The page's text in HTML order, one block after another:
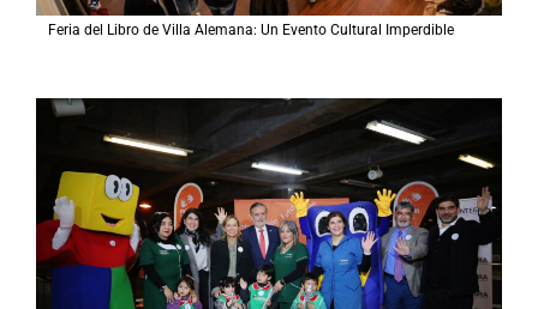
Feria del Libro de Villa Alemana: Un Evento Cultural Imperdible